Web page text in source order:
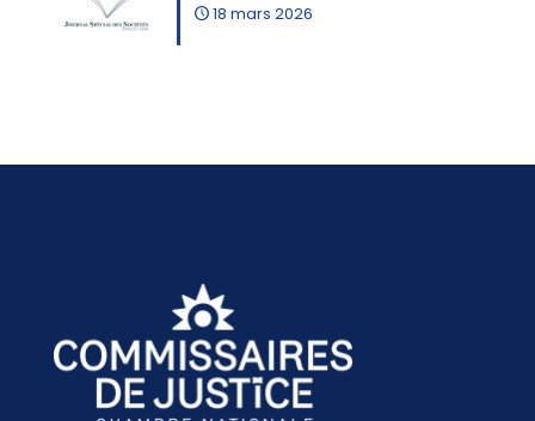
18 mars 2026